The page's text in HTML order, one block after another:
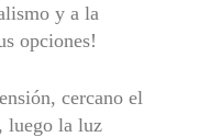
y a la
opciones!
cercano el
luego la luz